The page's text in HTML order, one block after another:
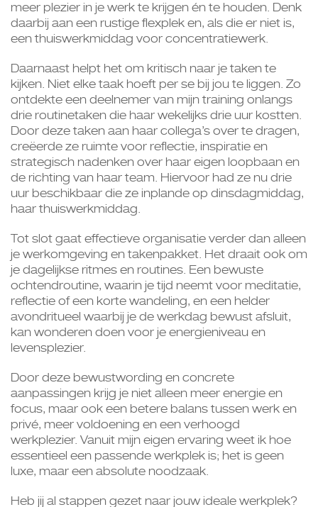
meer plezier in je werk te krijgen én te houden. Denk
daarbij aan een rustige flexplek en, als die er niet is,
een thuiswerkmiddag voor concentratiewerk.
Daarnaast helpt het om kritisch naar je taken te
kijken. Niet elke taak hoeft per se bij jou te liggen. Zo
ontdekte een deelnemer van mijn training onlangs
drie routinetaken die haar wekelijks drie uur kostten.
Door deze taken aan haar collega’s over te dragen,
creëerde ze ruimte voor reflectie, inspiratie en
strategisch nadenken over haar eigen loopbaan en
de richting van haar team. Hiervoor had ze nu drie
uur beschikbaar die ze inplande op dinsdagmiddag,
haar thuiswerkmiddag.
Tot slot gaat effectieve organisatie verder dan alleen
je werkomgeving en takenpakket. Het draait ook om
je dagelijkse ritmes en routines. Een bewuste
ochtendroutine, waarin je tijd neemt voor meditatie,
reflectie of een korte wandeling, en een helder
avondritueel waarbij je de werkdag bewust afsluit,
kan wonderen doen voor je energieniveau en
levensplezier.
Door deze bewustwording en concrete
aanpassingen krijg je niet alleen meer energie en
focus, maar ook een betere balans tussen werk en
privé, meer voldoening en een verhoogd
werkplezier. Vanuit mijn eigen ervaring weet ik hoe
essentieel een passende werkplek is; het is geen
luxe, maar een absolute noodzaak.
Heb jij al stappen gezet naar jouw ideale werkplek?